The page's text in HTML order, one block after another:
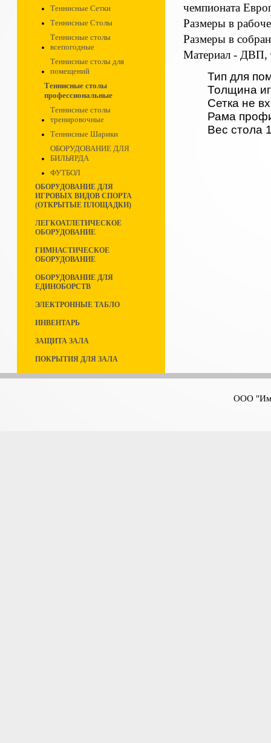
Теннисные Сетки
Теннисные Столы
Теннисные столы
всепогодные
Теннисные столы для
помещений
Теннисные столы
профессиональные
Теннисные столы
тренировочные
Теннисные Шарики
ОБОРУДОВАНИЕ ДЛЯ
БИЛЬЯРДА
ФУТБОЛ
ОБОРУДОВАНИЕ ДЛЯ
ИГРОВЫХ ВИДОВ СПОРТА
(ОТКРЫТЫЕ ПЛОЩАДКИ)
ЛЕГКОАТЛЕТИЧЕСКОЕ
ОБОРУДОВАНИЕ
ГИМНАСТИЧЕСКОЕ
ОБОРУДОВАНИЕ
ОБОРУДОВАНИЕ ДЛЯ
ЕДИНОБОРСТВ
ЭЛЕКТРОННЫЕ ТАБЛО
ИНВЕНТАРЬ
ЗАЩИТА ЗАЛА
ПОКРЫТИЯ ДЛЯ ЗАЛА
чемпионата
Размеры в
Размеры в
Материал - ДВП,
Тип для
Толщина
Сетка не
Рама
Вес стола
ООО